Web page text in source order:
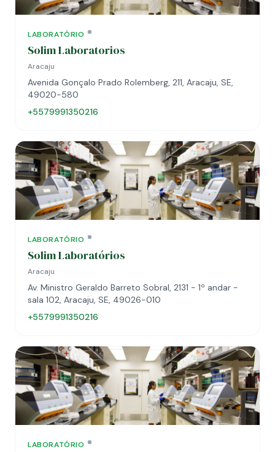
LABORATÓRIO
Solim Laboratorios
Aracaju
Avenida Gonçalo Prado Rolemberg, 211, Aracaju, SE,
49020-580
+5579991350216
LABORATÓRIO
Solim Laboratórios
Aracaju
Av. Ministro Geraldo Barreto Sobral, 2131 - 1º andar -
sala 102, Aracaju, SE, 49026-010
+5579991350216
LABORATÓRIO